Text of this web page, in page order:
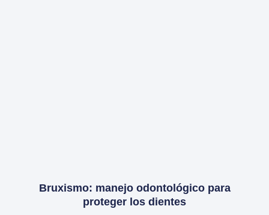
Bruxismo: manejo odontológico para
proteger los dientes